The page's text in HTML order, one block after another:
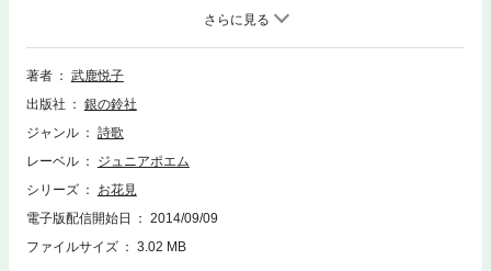
ト、検索、辞書の参照、引用などの機能が使用できません。「お花見」サ
ルスベリの枝を／ぞろぞろぞろぞろ／ありの行列がのぼっていきます夏は
まっさかり／サルスベリは花ざかりありたちは一日お花見をして／花の蜜
に酔っぱらってかえります／サルスベリいろの／ゆうぐれに
著者
武鹿悦子
出版社
銀の鈴社
ジャンル
詩歌
レーベル
ジュニアポエム
シリーズ
お花見
電子版配信開始日
2014/09/09
ファイルサイズ
3.02 MB